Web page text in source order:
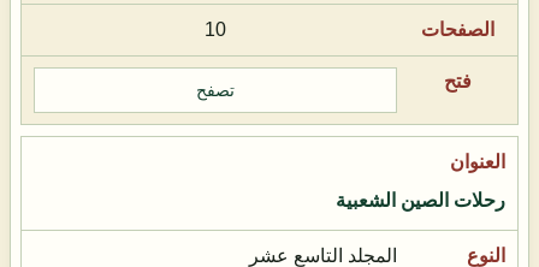
10
تصفح
رحلات الصين الشعبية
المجلد التاسع عشر